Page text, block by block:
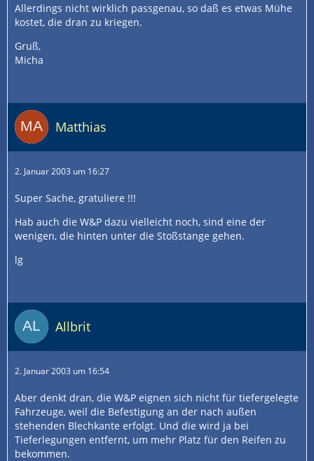
Allerdings nicht wirklich passgenau, so daß es etwas Mühe
kostet, die dran zu kriegen.
Gruß,
Micha
Matthias
2. Januar 2003 um 16:27
Super Sache, gratuliere !!!
Hab auch die W&P dazu vielleicht noch, sind eine der
wenigen, die hinten unter die Stoßstange gehen.
lg
Allbrit
2. Januar 2003 um 16:54
Aber denkt dran, die W&P eignen sich nicht für tiefergelegte
Fahrzeuge, weil die Befestigung an der nach außen
stehenden Blechkante erfolgt. Und die wird ja bei
Tieferlegungen entfernt, um mehr Platz für den Reifen zu
bekommen.